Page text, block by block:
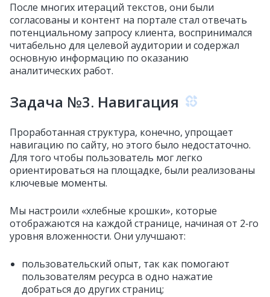
После многих итераций текстов, они были
согласованы и контент на портале стал отвечать
потенциальному запросу клиента, воспринимался
читабельно для целевой аудитории и содержал
основную информацию по оказанию
аналитических работ.
Задача №3. Навигация
Проработанная структура, конечно, упрощает
навигацию по сайту, но этого было недостаточно.
Для того чтобы пользователь мог легко
ориентироваться на площадке, были реализованы
ключевые моменты.
Мы настроили «хлебные крошки», которые
отображаются на каждой странице, начиная от 2‑го
уровня вложенности. Они улучшают:
пользовательский опыт, так как помогают
пользователям ресурса в одно нажатие
добраться до других страниц;